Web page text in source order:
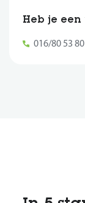
Heb je
016/80 53 80